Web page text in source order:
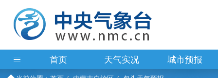
首页 天气实况 城市预报